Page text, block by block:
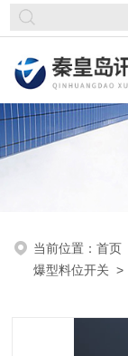
当前位置：首页
爆型料位开关 >